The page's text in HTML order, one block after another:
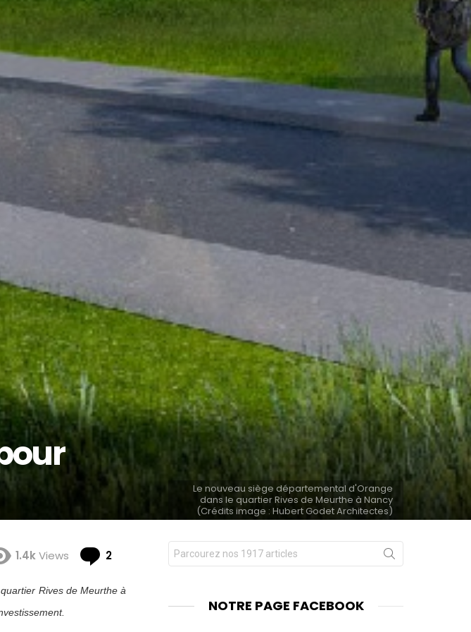
Le nouveau siège départemental d'Orange
dans le quartier Rives de Meurthe à Nancy
(Crédits image : Hubert Godet Architectes)
1.4kViews 2 Comments
Rives de Meurthe à
Chercher
pour
NOTRE PAGE FACEBOOK